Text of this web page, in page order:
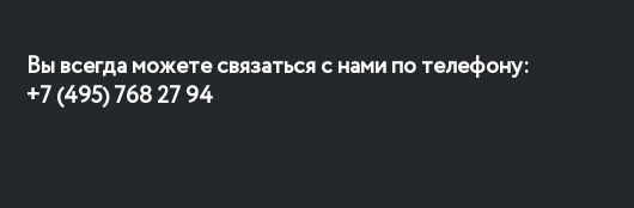
Вы всегда можете связаться с нами по телефону:
+7 (495) 768 27 94